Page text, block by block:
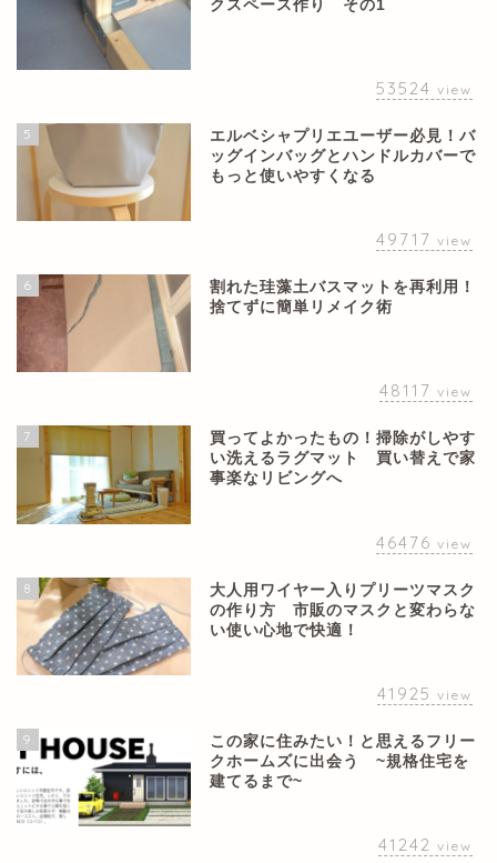
クスペース作り その1
53524 view
5
エルベシャプリエユーザー必見！バ
ッグインバッグとハンドルカバーで
もっと使いやすくなる
49717 view
6
割れた珪藻土バスマットを再利用！
捨てずに簡単リメイク術
48117 view
7
買ってよかったもの！掃除がしやす
い洗えるラグマット 買い替えで家
事楽なリビングへ
46476 view
8
大人用ワイヤー入りプリーツマスク
の作り方 市販のマスクと変わらな
い使い心地で快適！
41925 view
9
この家に住みたい！と思えるフリー
クホームズに出会う ~規格住宅を
建てるまで~
41242 view